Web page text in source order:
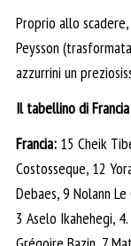
Proprio allo
Peysson
azzurrini un
Il tabellino di
Francia: 15 Cheik
Costosseque, 12
Debaes, 9 Nolann
3 Aselo Ikahehegi,